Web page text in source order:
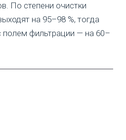
По степени очистки
на 95–98 %, тогда
полем фильтрации — на 60–